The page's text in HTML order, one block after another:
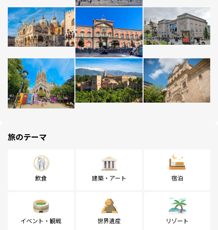
旅のテーマ
飲食 建築・アート 宿泊
イベント・観戦 世界遺産 リゾート